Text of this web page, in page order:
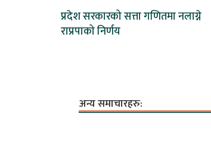
प्रदेश सरकारको सत्ता गणितमा नलाग्ने
राप्रपाको निर्णय
अन्य समाचारहरु: